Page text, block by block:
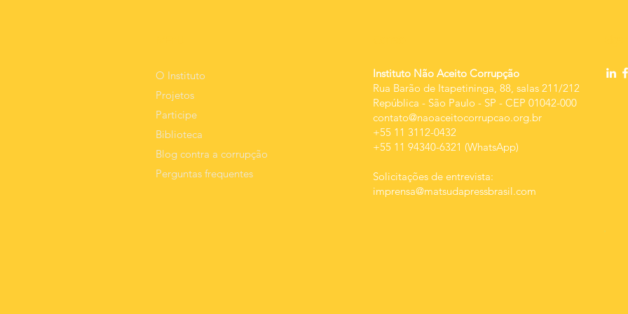
criminosa de
assinatura
O Instituto
Projetos
Participe
Biblioteca
Blog contra a corrupção
Perguntas frequentes
Instituto Não Aceito Corrupção
Rua Barão de Itapetininga, 88, salas 211/212
República - São Paulo - SP - CEP 01042-000
contato@naoaceitocorrupcao.org.br
+55 11 3112-0432
+55 11 94340-6321 (WhatsApp)
Solicitações de entrevista:
imprensa@matsudapressbrasil.com